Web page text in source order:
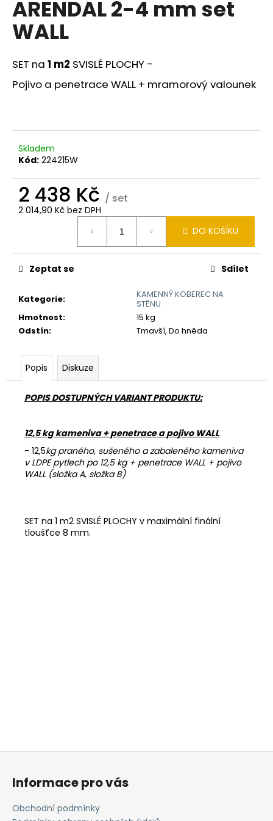
ARENDAL 2-4 mm set
WALL
SET na 1 m2 SVISLÉ PLOCHY -
Pojivo a penetrace WALL + mramorový valounek
Skladem
Kód: 224215W
2 438 Kč / set
2 014,90 Kč bez DPH
DO KOŠÍKU
Kategorie:
KAMENNÝ KOBEREC NA
STĚNU
Hmotnost:
15 kg
Odstín: Tmavší, Do hněda
Zeptat se Sdílet
Popis Diskuze
POPIS DOSTUPNÝCH VARIANT PRODUKTU:
12,5 kg kameniva + penetrace a pojivo WALL
- 12,5kg praného, sušeného a zabaleného kameniva
v LDPE pytlech po 12,5 kg + penetrace WALL + pojivo
WALL (složka A, složka B)
SET na 1 m2 SVISLÉ PLOCHY v maximální finální
tloušťce 8 mm.
a
j
t
?
D
o
r
u
č
e
m
POJIVO
100
Z
Informace pro vás
Obchodní podmínky